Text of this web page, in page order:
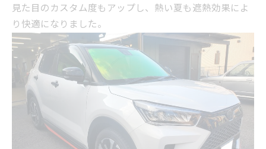
見た目のカスタム度もアップし、熱い夏も遮熱効果によ
り快適になりました。